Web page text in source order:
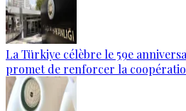
La Türkiye célèbre le 59e
promet de renforcer la